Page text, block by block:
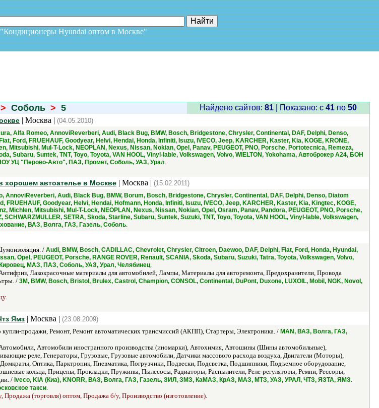
Hyundai оптом в Москве"
> Соболь > 5 Найдено сайтов: 81 | Показано: c 41 по 50
| Москва | (04.05.2010)
Alfa Romeo, AnnoviReverberi, Audi, Black Bug, BMW, Bosch, Bridgestone, Chrysler, Continental, DAF, Delphi, Denso,
Ford, FRUEHAUF, Goodyear, Helvi, Hendai, Honda, Infiniti, Isuzu, IVECO, Jeep, KARCHER, Kaster, Kia, KOGE, KRONE,
Mitsubishi, Mul-T-Lock, NEOPLAN, Nexus, Nissan, Nokian, Opel, Panav, PEUGEOT, PNO, Porsche, Portotecnica, Remeza,
Subaru, Suntek, TNT, Toyo, Toyota, VAN HOOL, Vinyl-lable, Volkswagen, Volvo, WIELTON, Yokohama, Автоброкер А24, БОН
УЦ "Перово-Авто", ПАЗ, Промет, Соболь, УАЗ, Урал.
хорошем автоателье в Москве | Москва | (15.02.2011)
AnnoviReverberi, Audi, Black Bug, BMW, Borum, Bosch, Bridgestone, Chrysler, Continental, DAF, Delphi, Denso, Diatom
FRUEHAUF, Goodyear, Helvi, Hendai, Hofmann, Honda, Infiniti, Isuzu, IVECO, Jeep, KARCHER, Kaster, Kia, Kingtec, KOGE,
Michlen, Mitsubishi, Mul-T-Lock, NEOPLAN, Nexus, Nissan, Nokian, Opel, Osram, Panav, Pandora, PEUGEOT, PNO, Porsche,
SETRA, Skoda, Starline, Subaru, Suntek, Suzuki, TNT, Toyo, Toyota, VAN HOOL, Vinyl-lable, Volkswagen,
ВАЗ, Волга, ГАЗ, Газель, Соболь.
/ Audi, BMW, Bosch, CADILLAC, Chevrolet, Chrysler, Citroen, Daewoo, DAF, Delphi, Fiat, Ford, Honda, Hyundai,
Opel, PEUGEOT, Porsche, RANGE ROVER, Renault, SCANIA, Skoda, Subaru, Suzuki, Tatra, Toyota, Volkswagen, Volvo,
МАЗ, ПАЗ, Соболь, УАЗ, Урал, Челябинец.
Лакокрасочные материалы для автомобилей, Лампы, Материалы для авторемонта, Предохранители, Провода
/ 3M, BMW, Bosch, Bristol, Brulex, Castrol, Champion, CONSOL, Continental, DuPont, Duxone, LUXOIL, Mobil, NGK, Novol,
Ямз | Москва | (23.08.2009)
купли-продажи, Ремонт, Ремонт автоматических трансмиссий (АКПП), Стартеры, Электроника. / MAN, ВАЗ, Волга, ГАЗ,
Автомобили иностранного производства (иномарки), Автохимия, Автошины (Шины автомобильные),
реле, Генераторы, Грузовые, Грузовые автомобили, Датчики массового расхода воздуха, Двигатели (Моторы),
Оптика, Парктроник, Пневматика, Погрузчики, Подвески, Подсветка, Подшипники, Подъемное оборудование,
кольца, Прицепы, Прокладки, Пружины, Пылесосы, Радиаторы, Распылители, Реле-регуляторы, Ремни, Рессоры,
/ Iveco, KIA (Киа), KNORR, ВАЗ, Волга, ГАЗ, Газель, ЗИЛ, ЗМЗ, КаМАЗ, КрАЗ, МАЗ, МТЗ, УАЗ, УРАЛ, ЧТЗ, ЯЗТА, ЯМЗ.
такси.
(торговля) оптом, Продажа б/у, Производство (изготовление).